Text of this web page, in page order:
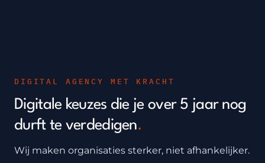
DIGITAL AGENCY MET KRACHT
Digitale keuzes die je over 5 jaar nog
durft te verdedigen.
Wij maken organisaties sterker, niet afhankelijker.